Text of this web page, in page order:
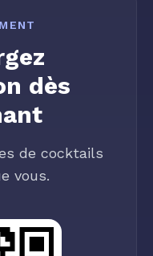
dès
de cocktails
vous.